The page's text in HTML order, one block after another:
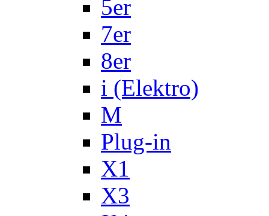
5er
7er
8er
i (Elektro)
M
Plug-in
X1
X3